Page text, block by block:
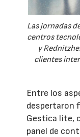
Las jornadas
centros
y
clientes
Entre los
despertaron
Gestica lite,
panel de